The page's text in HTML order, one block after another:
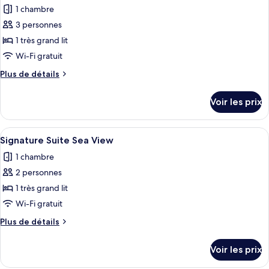
View
Standard
Room
View
les
photos
pour
ce
type
de
One
Bedroom
Suite
Sea
View
1 chambre
3 personnes
1 très grand lit
Wi-Fi gratuit
Plus de détails
Plus
le
type
de
chambre
One
Bedroom
Sea
View
Voir les prix
Afficher
toutes
les
photos
pour
ce
type
de
Signature
Un salon moderne doté d’un grand
9
Signature Suite Sea View
1 chambre
2 personnes
1 très grand lit
Wi-Fi gratuit
Plus de détails
Plus
le
Voir les prix